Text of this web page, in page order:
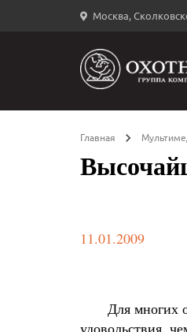
Москва,
Главная
11.01.2009
Для многих
удовольствия,